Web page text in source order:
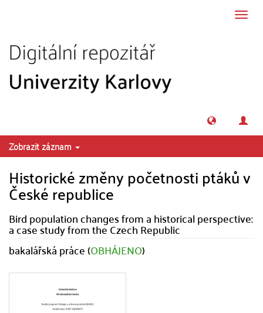
Zobrazit záznam
Historické změny početnosti ptáků v
České republice
Bird population changes from a historical perspective:
a case study from the Czech Republic
bakalářská práce (OBHÁJENO)